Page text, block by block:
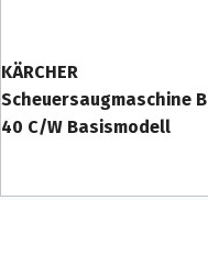
KÄRCHER
Scheuersaugmaschine B
40 C/W Basismodell